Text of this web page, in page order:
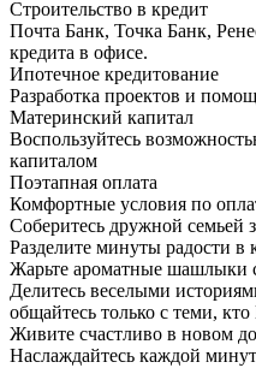
Строительство в кредит
Почта Банк, Точка Банк,
кредита в офисе.
Ипотечное кредитование
Разработка проектов и
Материнский капитал
Воспользуйтесь
капиталом
Поэтапная оплата
Комфортные условия по
Соберитесь дружной семьей
Разделите минуты радости
Жарьте ароматные шашлыки
Делитесь веселыми
общайтесь только с теми,
Живите счастливо в новом
Наслаждайтесь каждой